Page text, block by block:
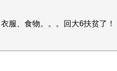
服、食物。。。回大6扶贫了！